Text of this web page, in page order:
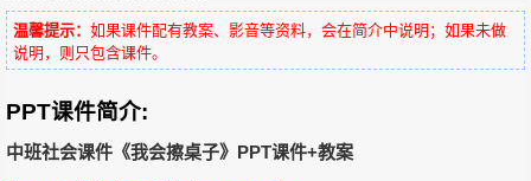
温馨提示： 如果课件配有教案、影音等资料，会在简介中说明；如果未做
说明，则只包含课件。
PPT课件简介:
中班社会课件《我会擦桌子》PPT课件+教案